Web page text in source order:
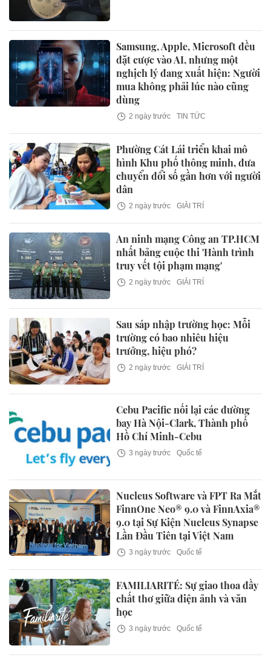
Samsung, Apple, Microsoft đều
đặt cược vào AI, nhưng một
nghịch lý đang xuất hiện: Người
mua không phải lúc nào cũng
dùng
2 ngày trước TIN TỨC
Phường Cát Lái triển khai mô
hình Khu phố thông minh, đưa
chuyển đổi số gần hơn với người
dân
2 ngày trước GIẢI TRÍ
An ninh mạng Công an TP.HCM
nhất bảng cuộc thi 'Hành trình
truy vết tội phạm mạng'
2 ngày trước GIẢI TRÍ
Sau sáp nhập trường học: Mỗi
trường có bao nhiêu hiệu
trưởng, hiệu phó?
2 ngày trước GIẢI TRÍ
Cebu Pacific nối lại các đường
bay Hà Nội-Clark, Thành phố
Hồ Chí Minh-Cebu
3 ngày trước Quốc tế
Nucleus Software và FPT Ra Mắt
FinnOne Neo® 9.0 và FinnAxia®
9.0 tại Sự Kiện Nucleus Synapse
Lần Đầu Tiên tại Việt Nam
3 ngày trước Quốc tế
FAMILIARITÉ: Sự giao thoa đầy
chất thơ giữa điện ảnh và văn
học
3 ngày trước Quốc tế